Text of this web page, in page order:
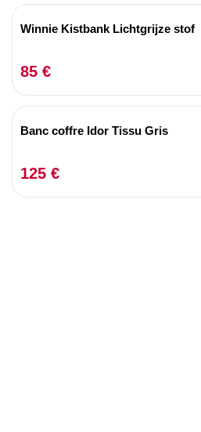
Winnie Kistbank Lichtgrijze stof
85 €
Banc coffre Idor Tissu Gris
125 €